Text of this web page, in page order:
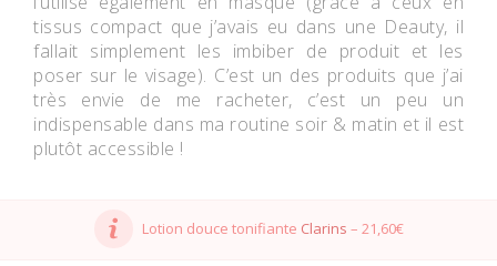
tissus compact que j’avais eu dans une Deauty, il
fallait simplement les imbiber de produit et les
poser sur le visage). C’est un des produits que j’ai
très envie de me racheter, c’est un peu un
indispensable dans ma routine soir & matin et il est
plutôt accessible !
Lotion douce tonifiante Clarins – 21,60€